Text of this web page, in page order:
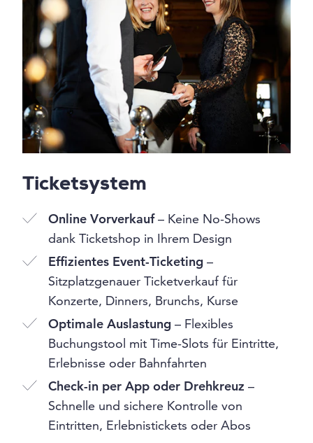
Ticketsystem
Online Vorverkauf– Keine No-Shows
dank Ticketshop in Ihrem Design
Effizientes Event-Ticketing –
Sitzplatzgenauer Ticketverkauf für
Konzerte, Dinners, Brunchs, Kurse
Optimale Auslastung – Flexibles
Buchungstool mit Time-Slots für Eintritte,
Erlebnisse oder Bahnfahrten
Check-in per App oder Drehkreuz –
Schnelle und sichere Kontrolle von
Eintritten, Erlebnistickets oder Abos